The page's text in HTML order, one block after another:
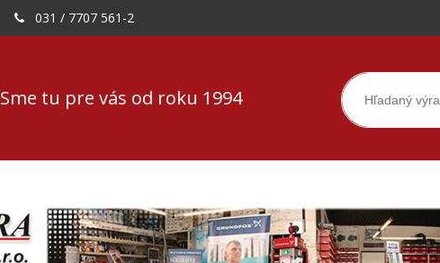
Sme tu pre vás od roku 1994
031 / 7707 561-2